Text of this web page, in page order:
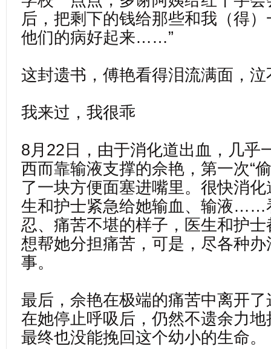
后，把剩下的钱给那些和我（得
他们的病好起来……”
这封遗书，傅艳看得泪流满面，泣
我来过，我很乖
8月22日，由于消化道出血，几乎
西而靠输液支撑的佘艳，第一次“
了一块方便面塞进嘴里。很快消
生和护士紧急给她输血、输液……
忍、痛苦不堪的样子，医生和护
想帮她分担痛苦，可是，尽各种
事。
最后，佘艳在极端的痛苦中离开
在她停止呼吸后，仍然不遗余力
最终也没能挽回这个幼小的生命。